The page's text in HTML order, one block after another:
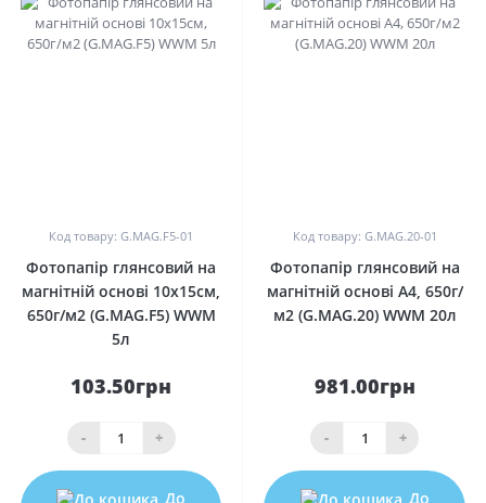
Код товару: G.MAG.F5-01
Фотопапір глянсовий на
магнітній основі 10x15см,
650г/м2 (G.MAG.F5) WWM
5л
103.50грн
- +
До
Код товару: G.MAG.20-01
Фотопапір глянсовий на
магнітній основі A4, 650г/
м2 (G.MAG.20) WWM 20л
981.00грн
- +
До